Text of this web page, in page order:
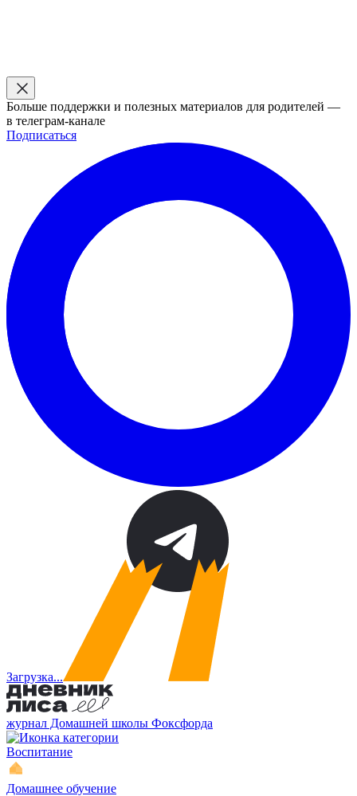
Больше поддержки и полезных материалов для родителей —
в телеграм-канале
Подписаться
Загрузка...
журнал Домашней школы Фоксфорда
Воспитание
Домашнее обучение